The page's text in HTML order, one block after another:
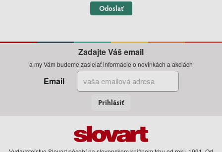
Odoslať
Zadajte Váš email
a my Vám budeme zasielať informácie o novinkách a akciách
Email
Prihlásiť